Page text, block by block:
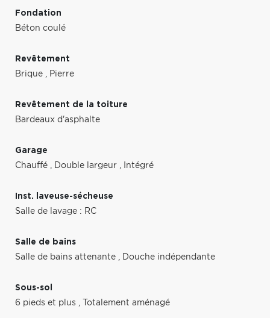
Fondation
Béton coulé
Revêtement
Brique , Pierre
Revêtement de la toiture
Bardeaux d'asphalte
Garage
Chauffé , Double largeur , Intégré
Inst. laveuse-sécheuse
Salle de lavage : RC
Salle de bains
Salle de bains attenante , Douche indépendante
Sous-sol
6 pieds et plus , Totalement aménagé